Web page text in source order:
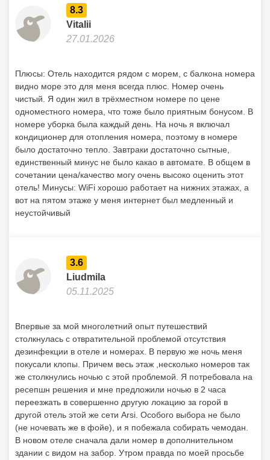
8.3
Vitalii
27.01.2026
Плюсы: Отель находится рядом с морем, с балкона номера
видно море это для меня всегда плюс. Номер очень
чистый. Я один жил в трёхместном номере по цене
одноместного номера, что тоже было приятным бонусом. В
номере уборка была каждый день. На ночь я включал
кондиционер для отопления номера, поэтому в номере
было достаточно тепло. Завтраки достаточно сытные,
единственный минус не было какао в автомате. В общем в
сочетании цена/качество могу очень высоко оценить этот
отель! Минусы: WiFi хорошо работает на нижних этажах, а
вот на пятом этаже у меня интернет был медленный и
неустойчивый
3.6
Liudmila
05.11.2025
Впервые за мой многолетний опыт путешествий
столкнулась с отвратительной проблемой отсутствия
дезинфекции в отеле и номерах. В первую же ночь меня
покусали клопы. Причем весь этаж ,несколько номеров так
же столкнулись ночью с этой проблемой. Я потребовала на
ресепшн решения и мне предложили ночью в 2 часа
переезжать в совершенно другую локацию за горой в
другой отель этой же сети Arsi. Особого выбора не было
(не ночевать же в фойе), и я побежала собирать чемодан.
В новом отеле сначала дали номер в дополнительном
здании с видом на забор. Утром правда по моей просьбе